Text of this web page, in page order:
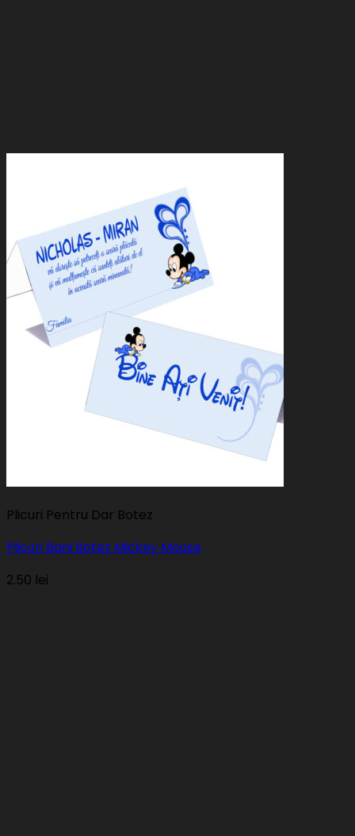
Plicuri Pentru Dar Botez
Plicuri Bani Botez Mickey Mouse
2.50 lei